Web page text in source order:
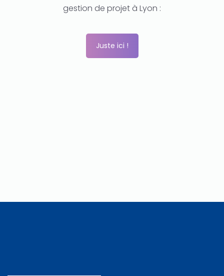
gestion de projet à Lyon :
Juste ici !